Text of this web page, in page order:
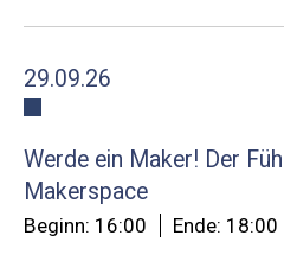
29.09.26
Werde ein Maker! Der
Makerspace
Beginn: 16:00 Ende: 18:00